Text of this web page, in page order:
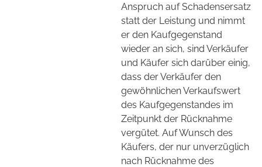
Anspruch auf Schadensersatz
statt der Leistung und nimmt
er den Kaufgegenstand
wieder an sich, sind Verkäufer
und Käufer sich darüber einig,
dass der Verkäufer den
gewöhnlichen Verkaufswert
des Kaufgegenstandes im
Zeitpunkt der Rücknahme
vergütet. Auf Wunsch des
Käufers, der nur unverzüglich
nach Rücknahme des